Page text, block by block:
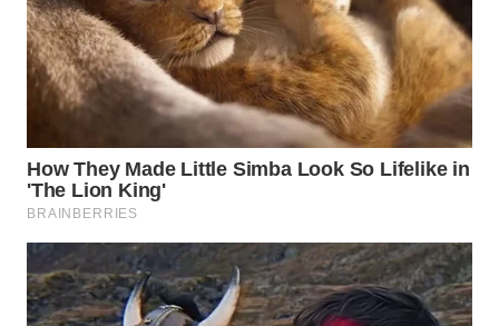
DANAU
TOBA
WN
WN
LANGKAT
WN
TAPANULI
SELATAN